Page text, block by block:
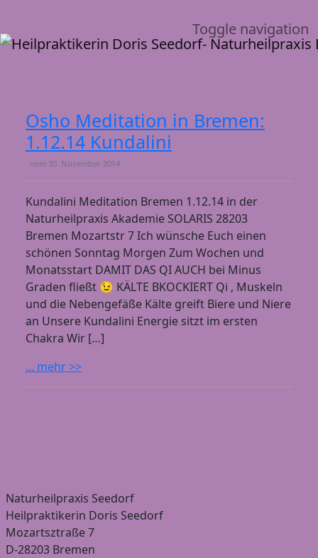
Toggle navigation
Osho Meditation in Bremen:
1.12.14 Kundalini
vom 30. November 2014
Kundalini Meditation Bremen 1.12.14 in der
Naturheilpraxis Akademie SOLARIS 28203
Bremen Mozartstr 7 Ich wünsche Euch einen
schönen Sonntag Morgen Zum Wochen und
Monatsstart DAMIT DAS QI AUCH bei Minus
Graden fließt 😉 KÄLTE BKOCKIERT Qi , Muskeln
und die Nebengefäße Kälte greift Biere und Niere
an Unsere Kundalini Energie sitzt im ersten
Chakra Wir […]
... mehr >>
Naturheilpraxis Seedorf
Heilpraktikerin Doris Seedorf
Mozartsztraße 7
D-28203 Bremen